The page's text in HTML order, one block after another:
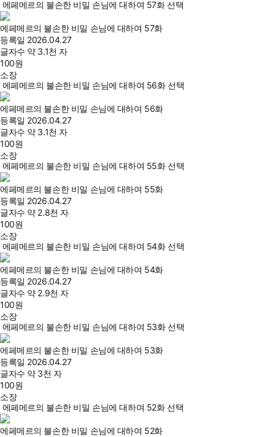
에페메르의 불손한 비밀 손님에 대하여 57화 선택
에페메르의 불손한 비밀 손님에 대하여 57화
등록일 2026.04.27
글자수 약 3.1천 자
100원
소장
에페메르의 불손한 비밀 손님에 대하여 56화 선택
에페메르의 불손한 비밀 손님에 대하여 56화
등록일 2026.04.27
글자수 약 3.1천 자
100원
소장
에페메르의 불손한 비밀 손님에 대하여 55화 선택
에페메르의 불손한 비밀 손님에 대하여 55화
등록일 2026.04.27
글자수 약 2.8천 자
100원
소장
에페메르의 불손한 비밀 손님에 대하여 54화 선택
에페메르의 불손한 비밀 손님에 대하여 54화
등록일 2026.04.27
글자수 약 2.9천 자
100원
소장
에페메르의 불손한 비밀 손님에 대하여 53화 선택
에페메르의 불손한 비밀 손님에 대하여 53화
등록일 2026.04.27
글자수 약 3천 자
100원
소장
에페메르의 불손한 비밀 손님에 대하여 52화 선택
에페메르의 불손한 비밀 손님에 대하여 52화